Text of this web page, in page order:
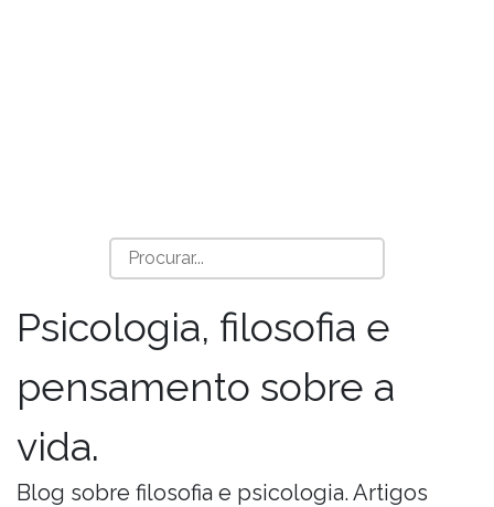
Psicologia, filosofia e
pensamento sobre a
vida.
Blog sobre filosofia e psicologia. Artigos